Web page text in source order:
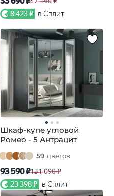
8 423 ₽ в Сплит
Шкаф-купе угловой
Ромео - 5 Антрацит
59 цветов
93 590 ₽131 090 ₽
23 398 ₽ в Сплит